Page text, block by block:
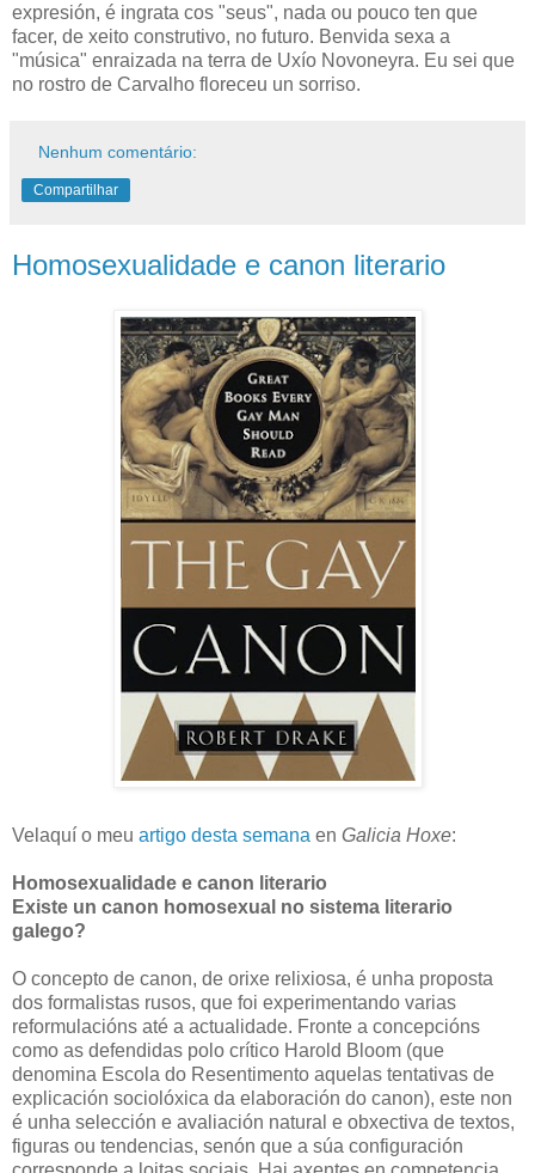
expresión, é ingrata cos "seus", nada ou pouco ten que
facer, de xeito construtivo, no futuro. Benvida sexa a
"música" enraizada na terra de Uxío ­Novoneyra. Eu sei que
no rostro de Carvalho floreceu un sorriso.
Nenhum comentário:
Compartilhar
Homosexualidade e canon literario
Velaquí o meu artigo desta semana en Galicia Hoxe:
Homosexualidade e canon literario
Existe un canon homosexual no sistema literario
galego?
O concepto de canon, de orixe relixiosa, é unha proposta
dos formalistas rusos, que foi experimentando varias
reformulacións até a actualidade. Fronte a concepcións
como as defendidas polo crítico Harold Bloom (que
denomina Escola do Resentimento aquelas tentativas de
explicación sociolóxica da elaboración do canon), este non
é unha selección e avaliación natural e obxectiva de textos,
figuras ou tendencias, senón que a súa configuración